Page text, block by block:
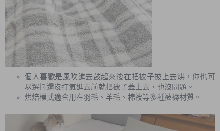
個人喜歡是風吹進去鼓起來後在把被子披上去烘，你也可
以選擇還沒打氣進去前就把被子蓋上去，也沒問題。
烘焙模式適合用在羽毛、羊毛、棉被等多種被褥材質。